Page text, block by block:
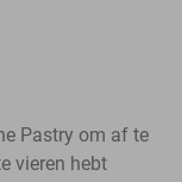
Pastry om af te
vieren hebt